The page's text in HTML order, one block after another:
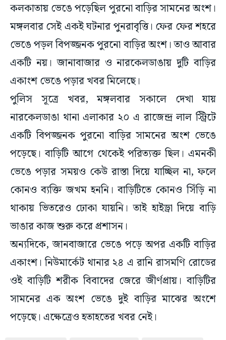
কলকাতায় ভেঙে পড়েছিল পুরনো বাড়ির সামনের অংশ।
মঙ্গলবার সেই একই ঘটনার পুনরাবৃত্তি। ফের ফের শহরে
ভেঙে পড়ল বিপজ্জনক পুরনো বাড়ির অংশ। তাও আবার
একটি নয়। জানাবাজার ও নারকেলডাঙায় দুটি বাড়ির
একাংশ ভেঙে পড়ার খবর মিলেছে।
পুলিস সূত্রে খবর, মঙ্গলবার সকালে দেখা যায়
নারকেলডাঙা থানা এলাকার ২০ এ রাজেন্দ্র লাল স্ট্রিটে
একটি বিপজ্জনক পুরনো বাড়ির সামনের অংশ ভেঙে
পড়েছে। বাড়িটি আগে থেকেই পরিত্যক্ত ছিল। এমনকী
ভেঙে পড়ার সময়ও কেউ রাস্তা দিয়ে যাচ্ছিল না, ফলে
কোনও ব্যক্তি জখম হননি। বাড়িটিতে কোনও সিঁড়ি না
থাকায় ভিতরেও ঢোকা যায়নি। তাই হাইড্রা দিয়ে বাড়ি
ভাঙার কাজ শুরু করে প্রশাসন।
অন্যদিকে, জানবাজারে ভেঙে পড়ে অপর একটি বাড়ির
একাংশ। নিউমার্কেট থানার ২৪ এ রানি রাসমণি রোডের
ওই বাড়িটি শরীক বিবাদের জেরে জীর্ণপ্রায়। বাড়িটির
সামনের এক অংশ ভেঙে দুই বাড়ির মাঝের অংশে
পড়েছে। এক্ষেত্রেও হতাহতের খবর নেই।